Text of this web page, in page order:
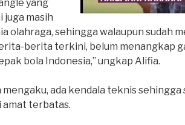
yang
juga masih
olahraga, sehingga walaupun sudah
berita terkini, belum menangkap
bola Indonesia,” ungkap Alifia.
mengaku, ada kendala teknis
amat terbatas.